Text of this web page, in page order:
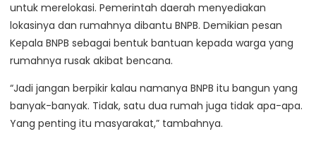
untuk merelokasi. Pemerintah daerah menyediakan
lokasinya dan rumahnya dibantu BNPB. Demikian pesan
Kepala BNPB sebagai bentuk bantuan kepada warga yang
rumahnya rusak akibat bencana.
“Jadi jangan berpikir kalau namanya BNPB itu bangun yang
banyak-banyak. Tidak, satu dua rumah juga tidak apa-apa.
Yang penting itu masyarakat,” tambahnya.